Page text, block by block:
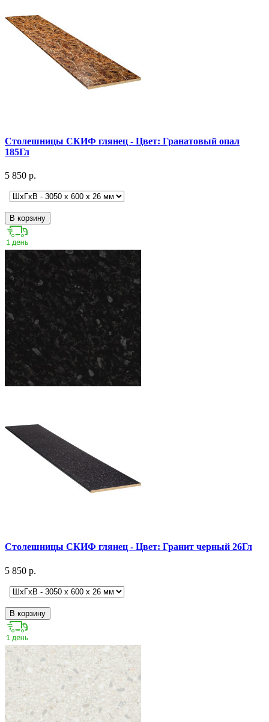
Столешницы СКИФ глянец - Цвет: Гранатовый опал
185Гл
5 850 р.
В корзину
Столешницы СКИФ глянец - Цвет: Гранит черный 26Гл
5 850 р.
В корзину